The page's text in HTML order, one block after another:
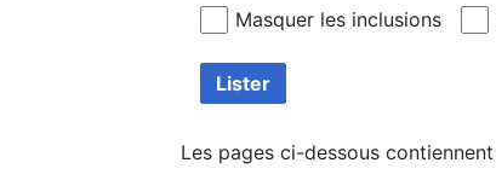
Masquer les inclusions
Lister
Les pages ci-dessous